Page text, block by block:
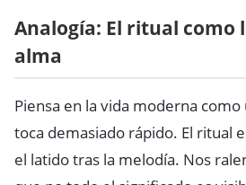
Analogía: El ritual como
alma
Piensa en la vida moderna como
toca demasiado rápido. El ritual
el latido tras la melodía. Nos